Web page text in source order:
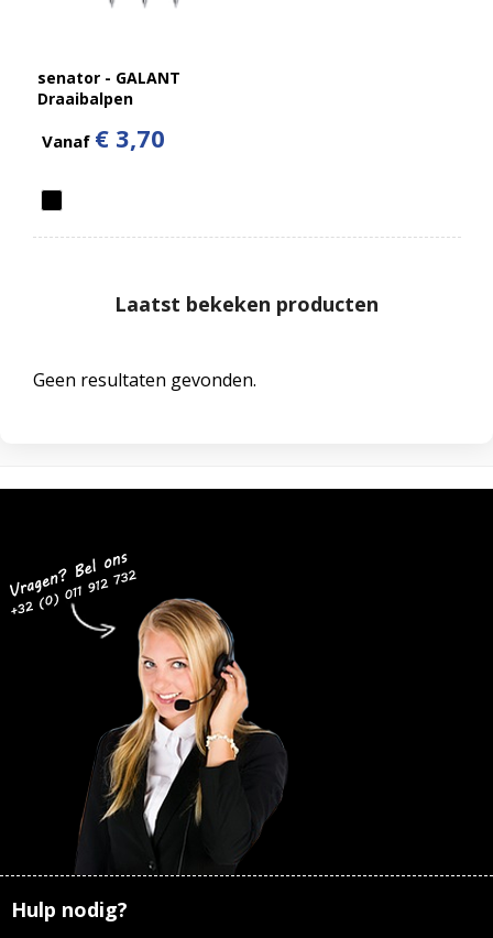
senator - GALANT
Draaibalpen
Vanaf € 3,70
Laatst bekeken producten
Geen resultaten gevonden.
Hulp nodig?